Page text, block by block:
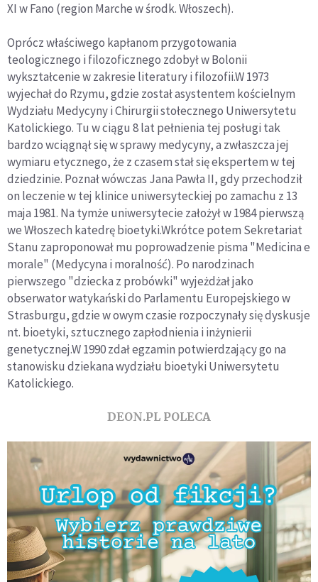
XI w Fano (region Marche w środk. Włoszech).
Oprócz właściwego kapłanom przygotowania
teologicznego i filozoficznego zdobył w Bolonii
wykształcenie w zakresie literatury i filozofii.W 1973
wyjechał do Rzymu, gdzie został asystentem kościelnym
Wydziału Medycyny i Chirurgii stołecznego Uniwersytetu
Katolickiego. Tu w ciągu 8 lat pełnienia tej posługi tak
bardzo wciągnął się w sprawy medycyny, a zwłaszcza jej
wymiaru etycznego, że z czasem stał się ekspertem w tej
dziedzinie. Poznał wówczas Jana Pawła II, gdy przechodził
on leczenie w tej klinice uniwersyteckiej po zamachu z 13
maja 1981. Na tymże uniwersytecie założył w 1984 pierwszą
we Włoszech katedrę bioetyki.Wkrótce potem Sekretariat
Stanu zaproponował mu poprowadzenie pisma "Medicina e
morale" (Medycyna i moralność). Po narodzinach
pierwszego "dziecka z probówki" wyjeżdżał jako
obserwator watykański do Parlamentu Europejskiego w
Strasburgu, gdzie w owym czasie rozpoczynały się dyskusje
nt. bioetyki, sztucznego zapłodnienia i inżynierii
genetycznej.W 1990 zdał egzamin potwierdzający go na
stanowisku dziekana wydziału bioetyki Uniwersytetu
Katolickiego.
DEON.PL POLECA